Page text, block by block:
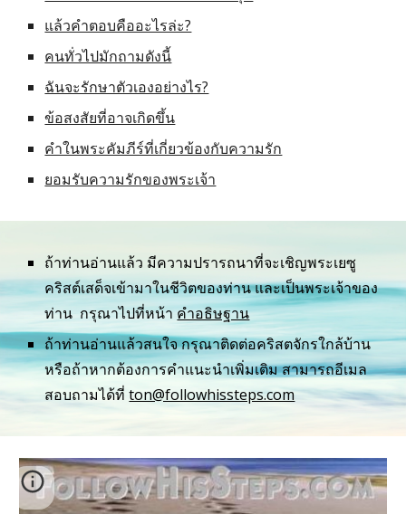
แล้วคำตอบคืออะไรล่ะ?
คนทั่วไปมักถามดังนี้
ฉันจะรักษาตัวเองอย่างไร?
ข้อสงสัยที่อาจเกิดขึ้น
คำในพระคัมภีร์ที่เกี่ยวข้องกับความรัก
ยอมรับความรักของพระเจ้า
ถ้าท่านอ่านแล้ว มีความปรารถนาที่จะเชิญพระเยซู
คริสต์เสด็จเข้ามาในชีวิตของท่าน และเป็นพระเจ้าของ
ท่าน  กรุณาไปที่หน้า คำอธิษฐาน
ถ้าท่านอ่านแล้วสนใจ กรุณาติดต่อคริสตจักรใกล้บ้าน
หรือถ้าหากต้องการคำแนะนำเพิ่มเติม สามารถอีเมล
สอบถามได้ที่ ton@followhissteps.com